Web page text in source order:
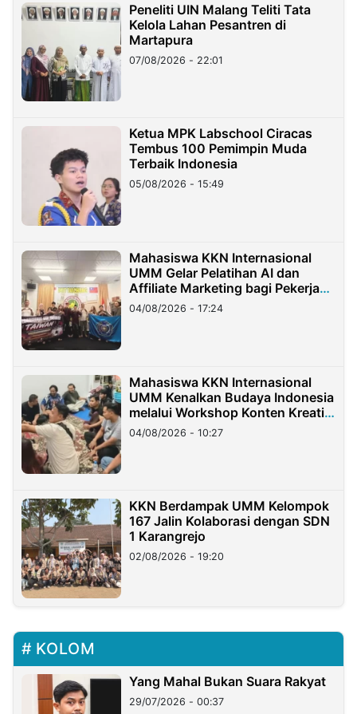
Peneliti UIN Malang Teliti Tata
Kelola Lahan Pesantren di
Martapura
07/08/2026 - 22:01
Ketua MPK Labschool Ciracas
Tembus 100 Pemimpin Muda
Terbaik Indonesia
05/08/2026 - 15:49
Mahasiswa KKN Internasional
UMM Gelar Pelatihan AI dan
Affiliate Marketing bagi Pekerja
Migran Indonesia di Taiwan
04/08/2026 - 17:24
Mahasiswa KKN Internasional
UMM Kenalkan Budaya Indonesia
melalui Workshop Konten Kreatif
di Taiwan
04/08/2026 - 10:27
KKN Berdampak UMM Kelompok
167 Jalin Kolaborasi dengan SDN
1 Karangrejo
02/08/2026 - 19:20
KOLOM
Yang Mahal Bukan Suara Rakyat
29/07/2026 - 00:37